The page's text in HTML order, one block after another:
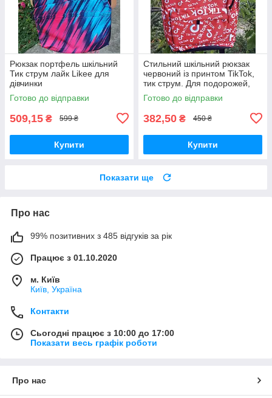
Рюкзак портфель шкільний
Тик струм лайк Likee для
дівчинки
Готово до відправки
509,15 ₴ 599 ₴
Купити
Стильний шкільний рюкзак
червоний із принтом TikTok,
тик струм. Для подорожей,
тренувань, навчання.
Готово до відправки
382,50 ₴ 450 ₴
Купити
Показати ще
Про нас
99% позитивних з 485 відгуків за рік
Працює з 01.10.2020
м. Київ
Київ, Україна
Контакти
Сьогодні працює з 10:00 до 17:00
Показати весь графік роботи
Про нас